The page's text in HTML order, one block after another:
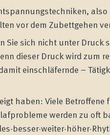
vor dem Zubettgehen
Sie sich nicht unter
dieser Druck wird zum
einschläfernde –
haben: Viele
werden zu oft
besser-weiter-höher-